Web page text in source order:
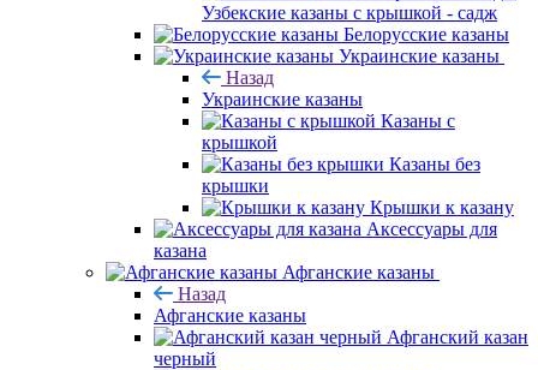
Узбекские казаны с крышкой - садж
Белорусские казаны
Украинские казаны
Назад
Украинские казаны
Казаны с
крышкой
Казаны без
крышки
Крышки к казану
Аксессуары для
казана
Афганские казаны
Назад
Афганские казаны
Афганский казан
черный